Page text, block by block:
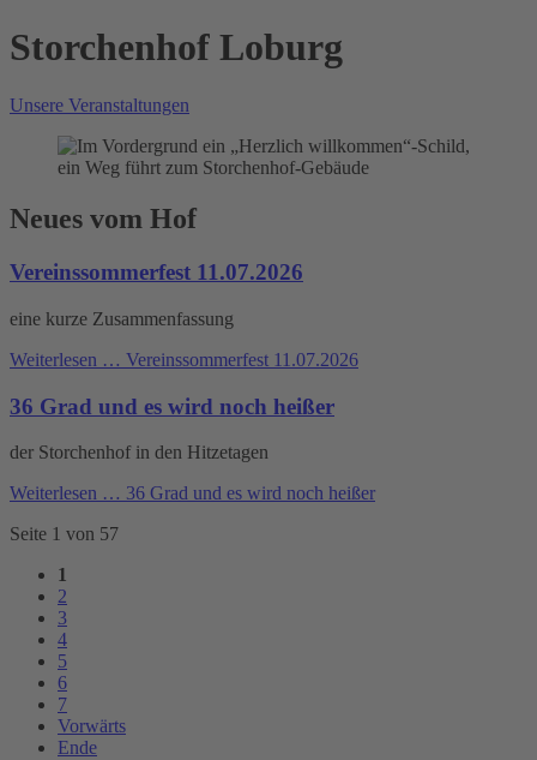
Storchenhof Loburg
Unsere Veranstaltungen
Neues vom Hof
Vereinssommerfest 11.07.2026
eine kurze Zusammenfassung
Weiterlesen … Vereinssommerfest 11.07.2026
36 Grad und es wird noch heißer
der Storchenhof in den Hitzetagen
Weiterlesen … 36 Grad und es wird noch heißer
Seite 1 von 57
1
2
3
4
5
6
7
Vorwärts
Ende